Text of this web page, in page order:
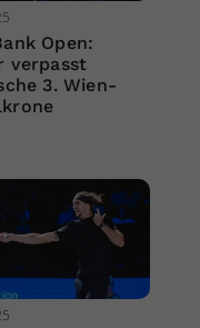
Open:
verpasst
3. Wien-